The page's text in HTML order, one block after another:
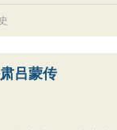
吕蒙传